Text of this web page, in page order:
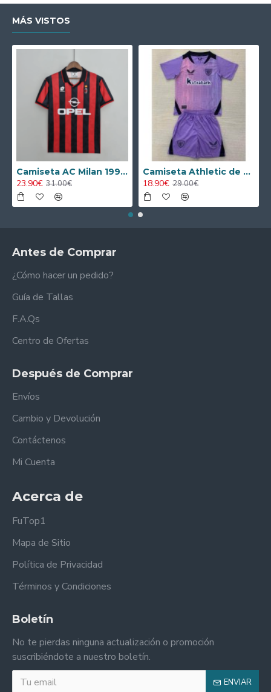
MÁS VISTOS
Camiseta AC Milan 1995/1996 Local Retro
23.90€ 31.00€
Camiseta Athletic de Bilbao 2024/2025 Alternativo Niño Kit
18.90€ 29.00€
Antes de Comprar
¿Cómo hacer un pedido?
Guía de Tallas
F.A.Qs
Centro de Ofertas
Después de Comprar
Envíos
Cambio y Devolución
Contáctenos
Mi Cuenta
Acerca de
FuTop1
Mapa de Sitio
Política de Privacidad
Términos y Condiciones
Boletín
No te pierdas ninguna actualización o promoción
suscribiéndote a nuestro boletín.
ENVIAR